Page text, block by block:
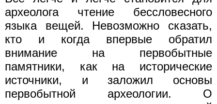
археолога чтение бессловесного
языка вещей. Невозможно сказать,
кто и когда впервые обратил
внимание на первобытные
памятники, как на исторические
источники, и заложил основы
первобытной археологии. О